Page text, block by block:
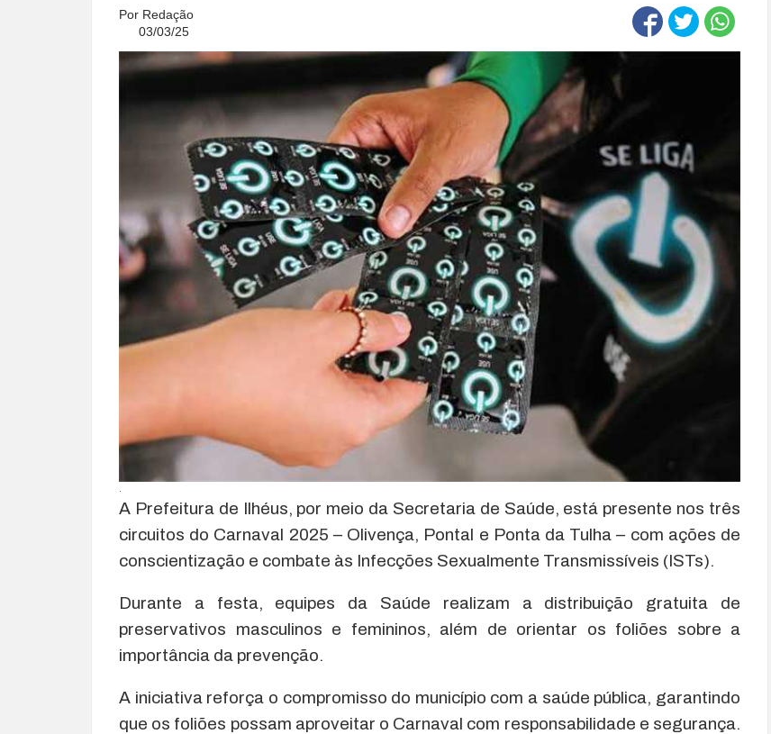
Por Redação
03/03/25
A Prefeitura de Ilhéus, por meio da Secretaria de Saúde, está presente nos três
circuitos do Carnaval 2025 – Olivença, Pontal e Ponta da Tulha – com ações de
conscientização e combate às Infecções Sexualmente Transmissíveis (ISTs).
Durante a festa, equipes da Saúde realizam a distribuição gratuita de
preservativos masculinos e femininos, além de orientar os foliões sobre a
importância da prevenção.
A iniciativa reforça o compromisso do município com a saúde pública, garantindo
que os foliões possam aproveitar o Carnaval com responsabilidade e segurança.